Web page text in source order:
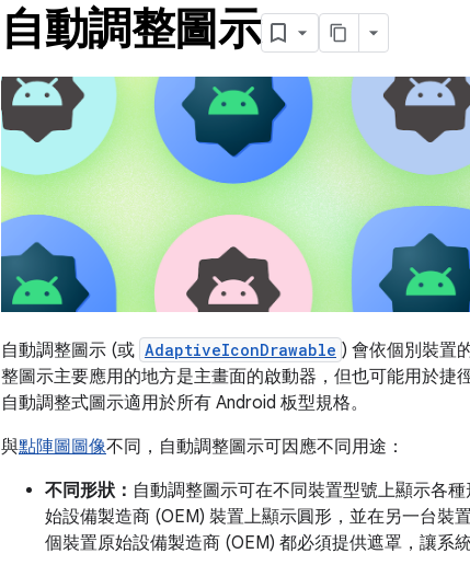
自動調整圖示
自動調整圖示 (或 AdaptiveIconDrawable ) 會依個別裝置
整圖示主要應用的地方是主畫面的啟動器，但也可能用於捷
自動調整式圖示適用於所有 Android 板型規格。
與點陣圖圖像不同，自動調整圖示可因應不同用途：
不同形狀： 自動調整圖示可在不同裝置型號上顯示各
始設備製造商 (OEM) 裝置上顯示圓形，並在另一台裝
個裝置原始設備製造商 (OEM) 都必須提供遮罩，讓系